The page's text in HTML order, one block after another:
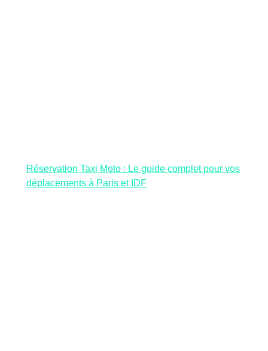
Réservation Taxi Moto : Le guide complet pour vos
déplacements à Paris et IDF